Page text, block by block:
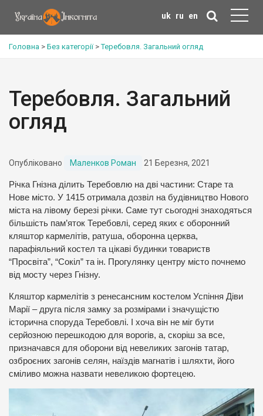
uk ru en
Головна > Без категорії>Теребовля. Загальний огляд
Теребовля. Загальний
огляд
Опубліковано Маленков Роман 21 Березня, 2021
Річка Гнізна ділить Теребовлю на дві частини: Старе та
Нове місто. У 1415 отримала дозвіл на будівництво Нового
міста на лівому березі річки. Саме тут сьогодні знаходяться
більшість пам’яток Теребовлі, серед яких є оборонний
кляштор кармелітів, ратуша, оборонна церква,
парафіяльний костел та цікаві будинки товариств
“Просвіта”, “Сокіл” та ін. Прогулянку центру місто почнемо
від мосту через Гнізну.
Кляштор кармелітів з ренесансним костелом Успіння Діви
Марії – друга після замку за розмірами і значущістю
історична споруда Теребовлі. І хоча він не міг бути
серйозною перешкодою для ворогів, а, скоріш за все,
призначався для оборони від невеликих загонів татар,
озброєних загонів селян, наїздів магнатів і шляхти, його
сміливо можна назвати невеликою фортецею.